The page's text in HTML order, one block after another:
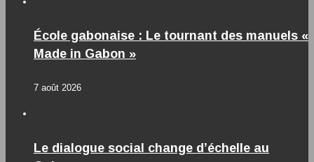
École gabonaise : Le tournant des manuels «
Made in Gabon »
7 août 2026
Le dialogue social change d’échelle au